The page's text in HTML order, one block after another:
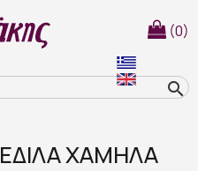
(0)
search
ΧΑΜΗΛΑ